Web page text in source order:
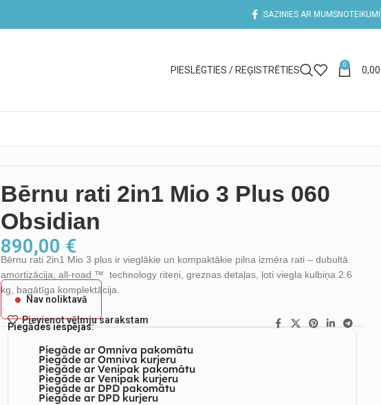
SAZINIES AR MUMSNOTEIKUMI
PIESLĒGTIES / REĢISTRĒTIES 0
Bērnu rati 2in1 Mio 3 Plus 060
Obsidian
890,00 €
Bērnu rati 2in1 Mio 3 plus ir vieglākie un kompaktākie pilna izmēra rati – dubultā
amortizācija, all-road ™ technology riteņi, greznas detaļas, ļoti viegla kulbiņa 2.6
kg, bagātīga komplektācija.
Nav noliktavā
Pievienot vēlmju sarakstam
Piegādes iespējas:
Piegāde ar Omniva pakomātu
Piegāde ar Omniva kurjeru
Piegāde ar Venipak pakomātu
Piegāde ar Venipak kurjeru
Piegāde ar DPD pakomātu
Piegāde ar DPD kurjeru